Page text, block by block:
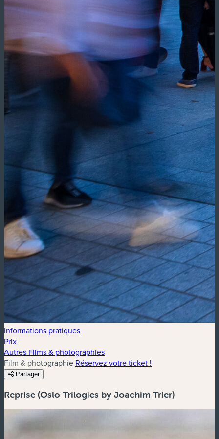
Informations pratiques
Prix
Autres Films & photographies
Film & photographie Réservez votre ticket !
Partager
Reprise (Oslo Trilogies by Joachim Trier)